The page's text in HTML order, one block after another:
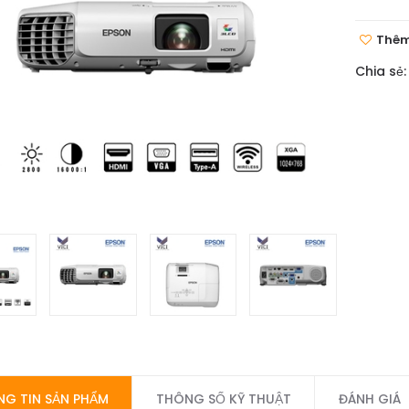
Chia sẻ:
TIN SẢN PHẨM THÔNG SỐ KỸ THUẬT ĐÁNH GIÁ